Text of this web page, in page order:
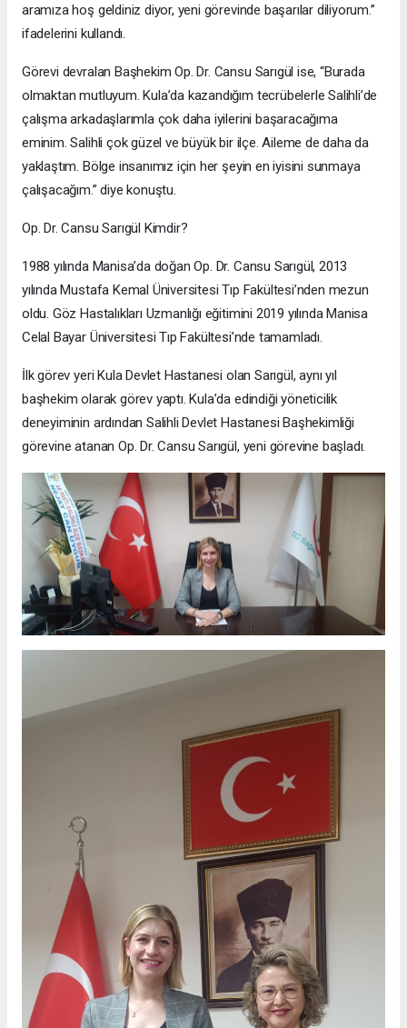
aramıza hoş geldiniz diyor, yeni görevinde başarılar diliyorum.”
ifadelerini kullandı.
Görevi devralan Başhekim Op. Dr. Cansu Sarıgül ise, “Burada
olmaktan mutluyum. Kula’da kazandığım tecrübelerle Salihli’de
çalışma arkadaşlarımla çok daha iyilerini başaracağıma
eminim. Salihli çok güzel ve büyük bir ilçe. Aileme de daha da
yaklaştım. Bölge insanımız için her şeyin en iyisini sunmaya
çalışacağım.” diye konuştu.
Op. Dr. Cansu Sarıgül Kimdir?
1988 yılında Manisa’da doğan Op. Dr. Cansu Sarıgül, 2013
yılında Mustafa Kemal Üniversitesi Tıp Fakültesi’nden mezun
oldu. Göz Hastalıkları Uzmanlığı eğitimini 2019 yılında Manisa
Celal Bayar Üniversitesi Tıp Fakültesi’nde tamamladı.
İlk görev yeri Kula Devlet Hastanesi olan Sarıgül, aynı yıl
başhekim olarak görev yaptı. Kula’da edindiği yöneticilik
deneyiminin ardından Salihli Devlet Hastanesi Başhekimliği
görevine atanan Op. Dr. Cansu Sarıgül, yeni görevine başladı.